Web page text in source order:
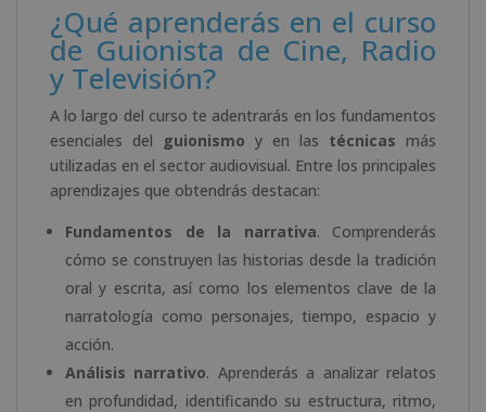
¿Qué aprenderás en el curso
de Guionista de Cine, Radio
y Televisión?
A lo largo del curso te adentrarás en los fundamentos
esenciales del
guionismo y en las técnicas más
utilizadas en el sector audiovisual. Entre los principales
aprendizajes que obtendrás destacan:
Fundamentos de la narrativa. Comprenderás
cómo se construyen las historias desde la tradición
oral y escrita, así como los elementos clave de la
narratología como personajes, tiempo, espacio y
acción.
Análisis narrativo. Aprenderás a analizar relatos
en profundidad, identificando su estructura, ritmo,